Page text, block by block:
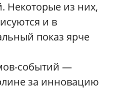
Некоторые из них,
и в
показ ярче
событий —
за инновацию